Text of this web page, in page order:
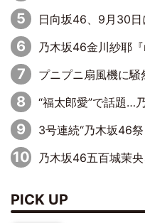
日向坂46、9月30日に18thシングル『イチャイチ
乃木坂46金川紗耶『
プニプニ扇風機に騒然 乃木坂
“福太郎愛”で話題…乃木坂46一ノ瀬美
3号連続“乃木坂46祭り” ラストを飾るのは賀喜
乃木坂46五百城茉央、ルームウエアでリラッ
PICK UP